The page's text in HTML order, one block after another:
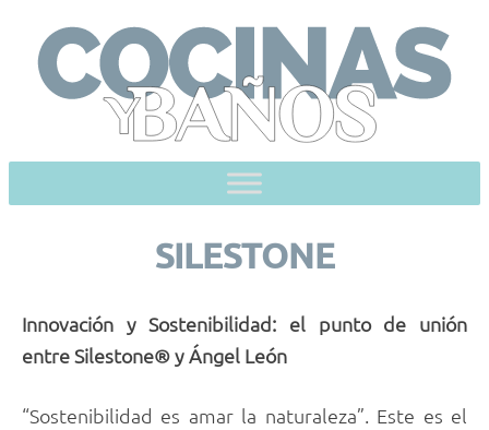
content
SILESTONE
Innovación y Sostenibilidad: el punto de unión
entre Silestone® y Ángel León
“Sostenibilidad es amar la naturaleza”. Este es el